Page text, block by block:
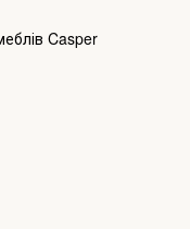
Casper